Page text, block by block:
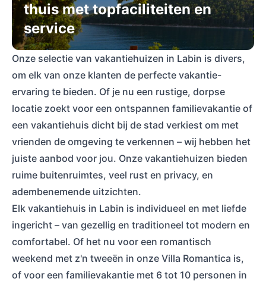
thuis met topfaciliteiten en
service
Onze selectie van vakantiehuizen in Labin is divers,
om elk van onze klanten de perfecte vakantie-
ervaring te bieden. Of je nu een rustige, dorpse
locatie zoekt voor een ontspannen familievakantie of
een vakantiehuis dicht bij de stad verkiest om met
vrienden de omgeving te verkennen – wij hebben het
juiste aanbod voor jou. Onze vakantiehuizen bieden
ruime buitenruimtes, veel rust en privacy, en
adembenemende uitzichten.
Elk vakantiehuis in Labin is individueel en met liefde
ingericht – van gezellig en traditioneel tot modern en
comfortabel. Of het nu voor een romantisch
weekend met z'n tweeën in onze Villa Romantica is,
of voor een familievakantie met 6 tot 10 personen in